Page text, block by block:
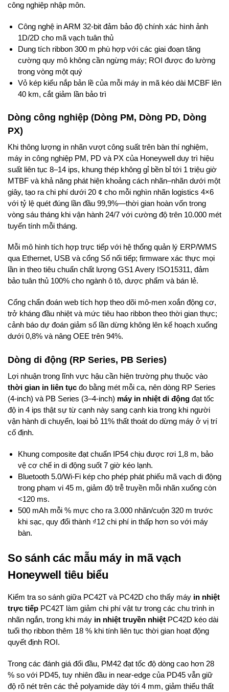
công nghiệp nhập môn.
Công nghệ in ARM 32-bit đảm bảo độ chính xác hình ảnh
1D/2D cho mã vạch tuân thủ
Dung tích ribbon 300 m phù hợp với các giai đoạn tăng
cường quy mô không cần ngừng máy; ROI được đo lường
trong vòng một quý
Vỏ kép kiểu nắp bản lề của mỗi máy in mã kéo dài MCBF lên
40 km, cắt giảm lần bảo trì
Dòng công nghiệp (Dòng PM, Dòng PD, Dòng
PX)
Khi thông lượng in nhãn vượt công suất trên bàn thí nghiệm,
máy in công nghiệp PM, PD và PX của Honeywell duy trì hiệu
suất liên tục 8–14 ips, khung thép không gỉ bền bỉ tới 1 triệu giờ
MTBF và khả năng phát hiện khoảng cách nhãn–nhãn dưới một
giây, tạo ra chi phí dưới 20 ¢ cho mỗi nghìn nhãn logistics 4×6
với tỷ lệ quét đúng lần đầu 99,9%—thời gian hoàn vốn trong
vòng sáu tháng khi vận hành 24/7 với cường độ trên 10.000 mét
tuyến tính mỗi tháng.
Mỗi mô hình tích hợp trực tiếp với hệ thống quản lý ERP/WMS
qua Ethernet, USB và cổng Số nối tiếp; firmware xác thực mọi
lần in theo tiêu chuẩn chất lượng GS1 Avery ISO15311, đảm
bảo tuân thủ 100% cho ngành ô tô, dược phẩm và bán lẻ.
Cổng chẩn đoán web tích hợp theo dõi mô-men xoắn động cơ,
trở kháng đầu nhiệt và mức tiêu hao ribbon theo thời gian thực;
cảnh báo dự đoán giảm số lần dừng không lên kế hoạch xuống
dưới 0,8% và nâng OEE trên 94%.
Dòng di động (RP Series, PB Series)
Lợi nhuận trong lĩnh vực hậu cần hiện trường phụ thuộc vào
thời gian in liên tục đo bằng mét mỗi ca, nên dòng RP Series
(4-inch) và PB Series (3–4-inch) máy in nhiệt di động đạt tốc
độ in 4 ips thật sự từ cạnh này sang cạnh kia trong khi người
vận hành di chuyển, loại bỏ 11% thất thoát do dừng máy ở vị trí
cố định.
Khung composite đạt chuẩn IP54 chịu được rơi 1,8 m, bảo
vệ cơ chế in di động suốt 7 giờ kéo lạnh.
Bluetooth 5.0/Wi-Fi kép cho phép phát phiếu mã vạch di động
trong phạm vi 45 m, giảm độ trễ truyền mỗi nhãn xuống còn
<120 ms.
500 mAh mỗi % mực cho ra 3.000 nhãn/cuộn 320 m trước
khi sạc, quy đổi thành ₫12 chi phí in thấp hơn so với máy
bàn.
So sánh các mẫu máy in mã vạch
Honeywell tiêu biểu
Kiểm tra so sánh giữa PC42T và PC42D cho thấy máy in nhiệt
trực tiếp PC42T làm giảm chi phí vật tư trong các chu trình in
nhãn ngắn, trong khi máy in nhiệt truyền nhiệt PC42D kéo dài
tuổi thọ ribbon thêm 18 % khi tính liên tục thời gian hoạt động
quyết định ROI.
Trong các đánh giá đối đầu, PM42 đạt tốc độ dòng cao hơn 28
% so với PD45, tuy nhiên đầu in near-edge của PD45 vẫn giữ
độ rõ nét trên các thẻ polyamide dày tới 4 mm, giảm thiểu thất